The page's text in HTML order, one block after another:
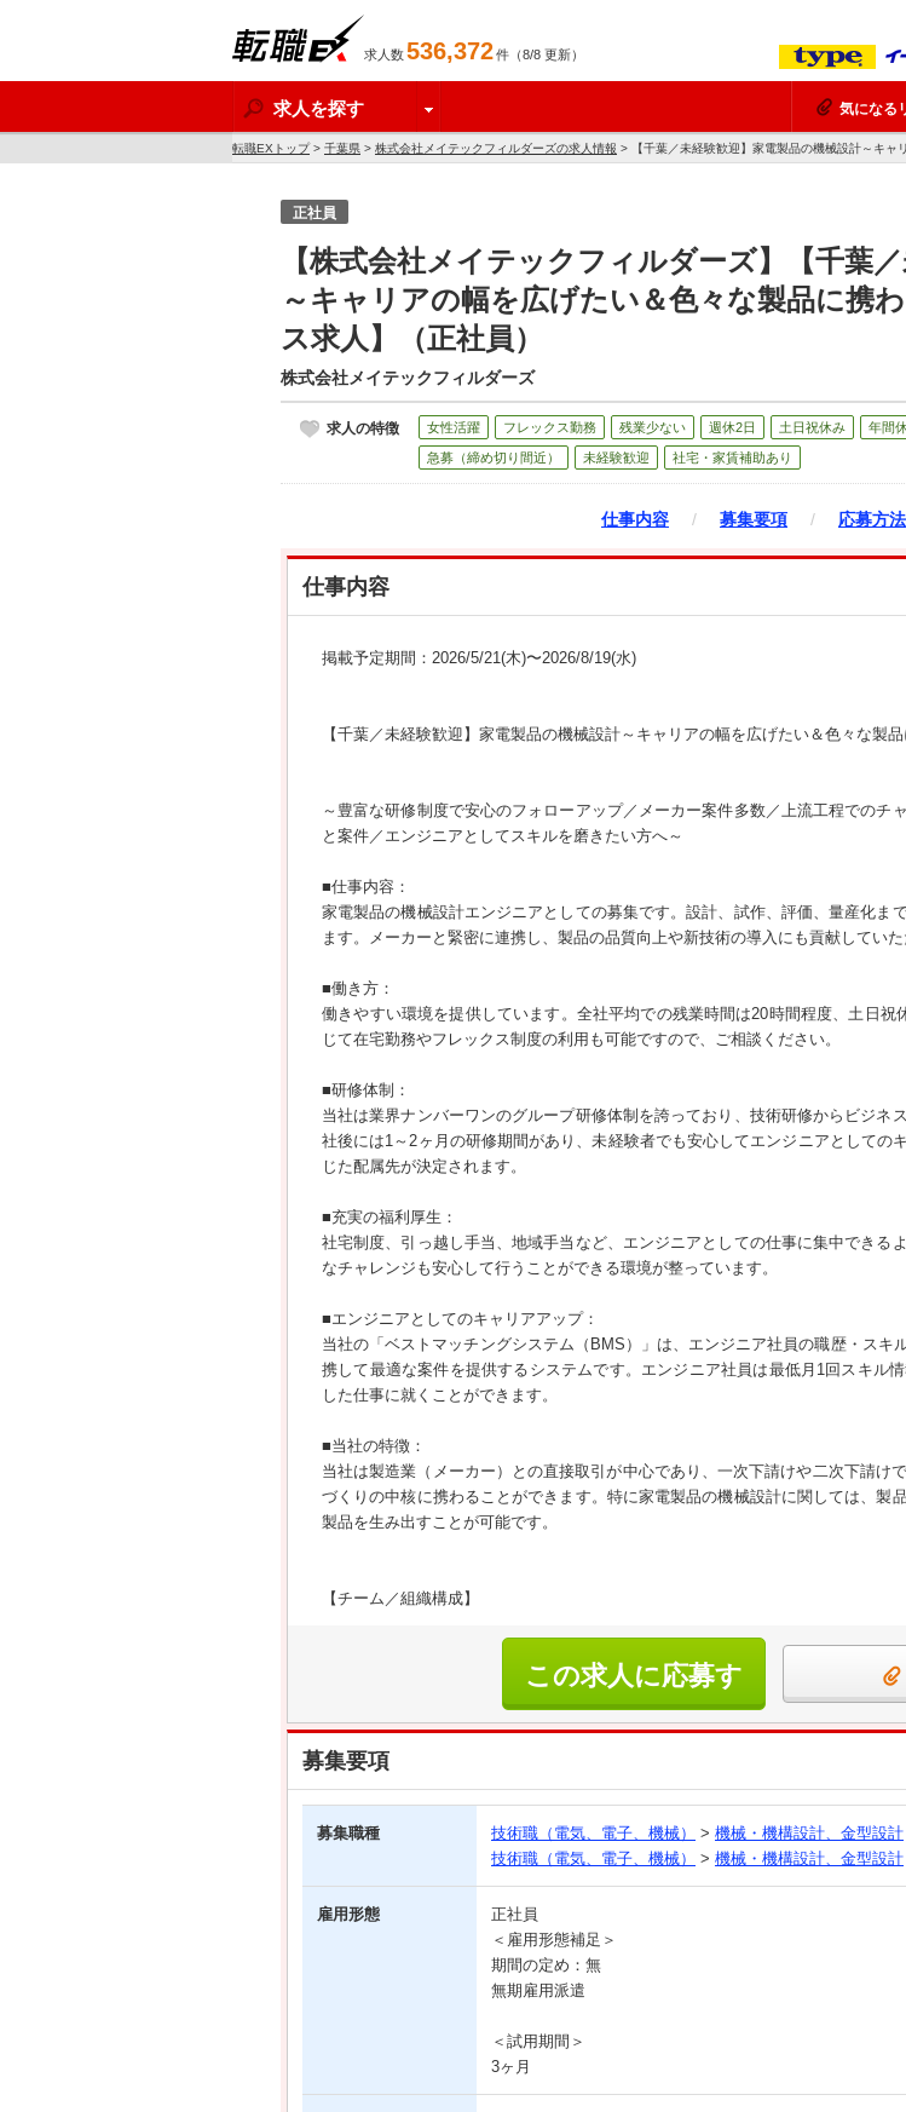
求人数536,372件（8/8 更新）
求人を探す 気になる
転職EXトップ> 千葉県 > 株式会社メイテックフィルダーズの求人情報 > 【千葉／未経験歓迎】家電製品の機械設計～キャ
正社員
【株式会社メイテックフィルダーズ】【千葉
～キャリアの幅を広げたい＆色々な製品に携
ス求人】（正社員）
株式会社メイテックフィルダーズ
求人の特徴 女性活躍 フレックス勤務 残業少ない 週休2日 土日祝休み 年間
急募（締め切り間近） 未経験歓迎 社宅・家賃補助あり
仕事内容 / 募集要項 / 応募方法
仕事内容
掲載予定期間：2026/5/21(木)〜2026/8/19(水)
【千葉／未経験歓迎】家電製品の機械設計～キャリアの幅を広げたい＆色々な製
～豊富な研修制度で安心のフォローアップ／メーカー案件多数／上流工程でのチ
と案件／エンジニアとしてスキルを磨きたい方へ～
■仕事内容：
家電製品の機械設計エンジニアとしての募集です。設計、試作、評価、量産化ま
ます。メーカーと緊密に連携し、製品の品質向上や新技術の導入にも貢献していた
■働き方：
働きやすい環境を提供しています。全社平均での残業時間は20時間程度、土日
じて在宅勤務やフレックス制度の利用も可能ですので、ご相談ください。
■研修体制：
当社は業界ナンバーワンのグループ研修体制を誇っており、技術研修からビジネ
社後には1～2ヶ月の研修期間があり、未経験者でも安心してエンジニアとしての
じた配属先が決定されます。
■充実の福利厚生：
社宅制度、引っ越し手当、地域手当など、エンジニアとしての仕事に集中できる
なチャレンジも安心して行うことができる環境が整っています。
■エンジニアとしてのキャリアアップ：
当社の「ベストマッチングシステム（BMS）」は、エンジニア社員の職歴・スキ
携して最適な案件を提供するシステムです。エンジニア社員は最低月1回スキル
した仕事に就くことができます。
■当社の特徴：
当社は製造業（メーカー）との直接取引が中心であり、一次下請けや二次下請け
づくりの中核に携わることができます。特に家電製品の機械設計に関しては、製
製品を生み出すことが可能です。
【チーム／組織構成】
この求人に応募す
る
募集要項
募集職種 技術職（電気、電子、機械） > 機械・機構設計、金型設計
技術職（電気、電子、機械）
> 機械・機構設計、金型設計
雇用形態
正社員
＜雇用形態補足＞
期間の定め：無
無期雇用派遣
＜試用期間＞
3ヶ月